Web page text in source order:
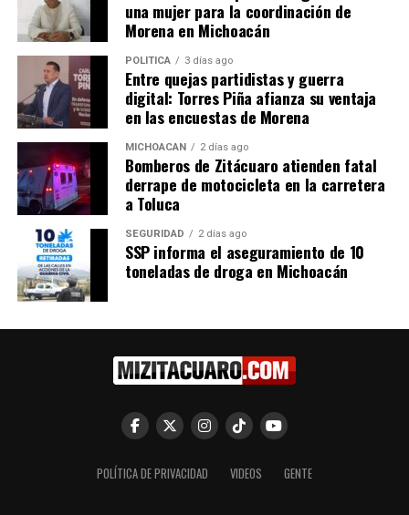
En "Política"
21 abril, 2024
En "Política"
Maravatío será gobernado
por la 4T: Mary Carmen
Bernal
28 marzo, 2024
En "Política"
RELATED TOPICS:
Raúl Morón solicita licencia indefinida rumbo al proceso
interno de Morena para 2027
sobre administración pública en Zitácuaro
una mujer para la coordinación de
Morena en Michoacán
POLÍTICA 3 días ago
Entre quejas partidistas y guerra
digital: Torres Piña afianza su ventaja
en las encuestas de Morena
MICHOACÁN 2 días ago
Bomberos de Zitácuaro atienden fatal
derrape de motocicleta en la carretera
a Toluca
SEGURIDAD 2 días ago
SSP informa el aseguramiento de 10
toneladas de droga en Michoacán
POLÍTICA DE PRIVACIDAD VIDEOS GENTE